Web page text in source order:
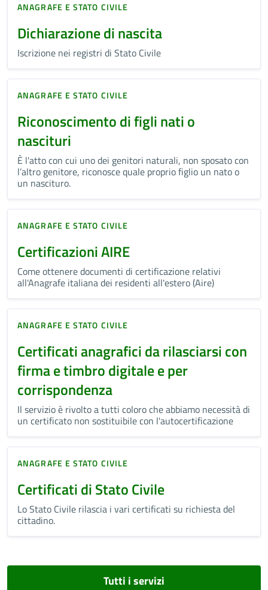
ANAGRAFE E STATO CIVILE
Dichiarazione di nascita
Iscrizione nei registri di Stato Civile
ANAGRAFE E STATO CIVILE
Riconoscimento di figli nati o
nascituri
È l'atto con cui uno dei genitori naturali, non sposato con
l’altro genitore, riconosce quale proprio figlio un nato o
un nascituro.
ANAGRAFE E STATO CIVILE
Certificazioni AIRE
Come ottenere documenti di certificazione relativi
all'Anagrafe italiana dei residenti all'estero (Aire)
ANAGRAFE E STATO CIVILE
Certificati anagrafici da rilasciarsi con
firma e timbro digitale e per
corrispondenza
Il servizio è rivolto a tutti coloro che abbiamo necessità di
un certificato non sostituibile con l'autocertificazione
ANAGRAFE E STATO CIVILE
Certificati di Stato Civile
Lo Stato Civile rilascia i vari certificati su richiesta del
cittadino.
Tutti i servizi